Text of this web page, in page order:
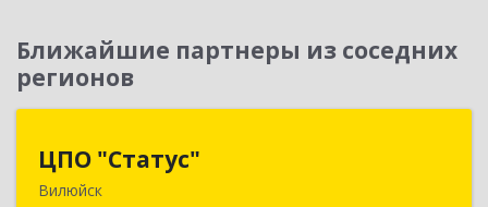
Ближайшие партнеры из соседних
регионов
ЦПО "Статус"
Вилюйск
677000, Саха /Якутия/ Респ, Якутск г, Ленина пр-